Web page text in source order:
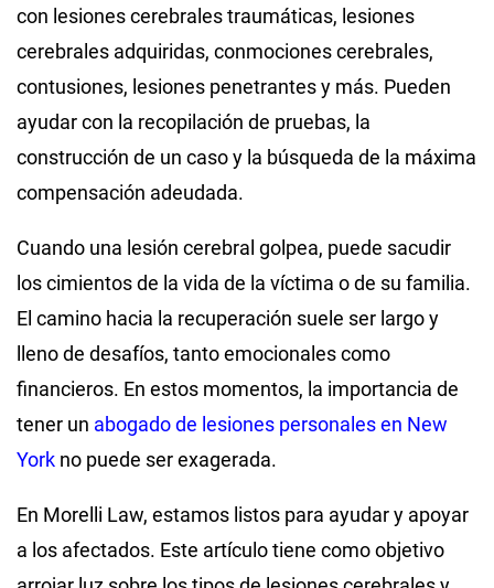
con lesiones cerebrales traumáticas, lesiones
cerebrales adquiridas, conmociones cerebrales,
contusiones, lesiones penetrantes y más. Pueden
ayudar con la recopilación de pruebas, la
construcción de un caso y la búsqueda de la máxima
compensación adeudada.
Cuando una lesión cerebral golpea, puede sacudir
los cimientos de la vida de la víctima o de su familia.
El camino hacia la recuperación suele ser largo y
lleno de desafíos, tanto emocionales como
financieros. En estos momentos, la importancia de
tener un abogado de lesiones personales en New
York no puede ser exagerada.
En Morelli Law, estamos listos para ayudar y apoyar
a los afectados. Este artículo tiene como objetivo